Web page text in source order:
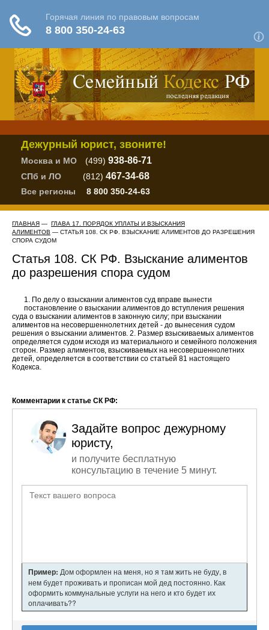
Дежурный юрист, звоните!
Москва и МО (499) 938-86-71
СПб и ЛО (812) 467-34-68
Все регионы 8 800 350-24-63
ГЛАВНАЯ — ГЛАВА 17. ПОРЯДОК УПЛАТЫ И ВЗЫСКАНИЯ
АЛИМЕНТОВ — СТАТЬЯ 108. СК РФ. ВЗЫСКАНИЕ АЛИМЕНТОВ ДО РАЗРЕШЕНИЯ
СПОРА СУДОМ
Статья 108. СК РФ. Взыскание алиментов
до разрешения спора судом
1. По делу о взыскании алиментов суд вправе вынести
постановление о взыскании алиментов до вступления решения
суда о взыскании алиментов в законную силу; при взыскании
алиментов на несовершеннолетних детей - до вынесения судом
решения о взыскании алиментов. 2. Размер взыскиваемых алиментов
определяется судом исходя из материального и семейного положения
сторон. Размер алиментов, взыскиваемых на несовершеннолетних
детей, определяется в соответствии со статьей 81 настоящего
Кодекса.
Комментарии к статье СК РФ:
Задайте вопрос дежурному
юристу,
и получите бесплатную
консультацию в течение 5 минут.
Пример: Дом оформлен на меня, но я там жить не буду, в
нем будет проживать и прописан мой дед постоянно. Как
оформить коммунальные услуги на него и кто будет их
оплачивать??